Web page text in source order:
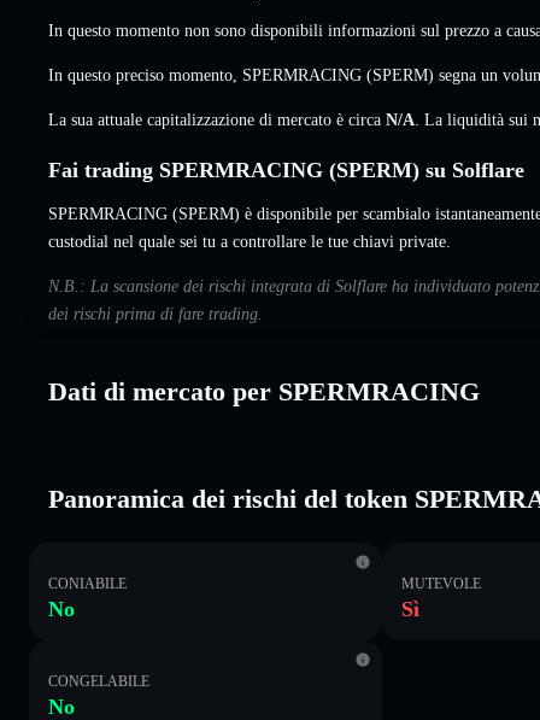
In questo momento non sono disponibili informazioni sul prezzo a
In questo preciso momento, SPERMRACING (SPERM) segna un
La sua attuale capitalizzazione di mercato è circa N/A . La liquidità sui
Fai trading SPERMRACING (SPERM) su Solflare
SPERMRACING (SPERM) è disponibile per scambialo
custodial nel quale sei tu a controllare le tue chiavi private.
N.B.: La scansione dei rischi integrata di Solflare ha individuato
dei rischi prima di fare trading.
Dati di mercato per SPERMRACING
Panoramica dei rischi del token
CONIABILE
No
MUTEVOLE
Sì
CONGELABILE
No